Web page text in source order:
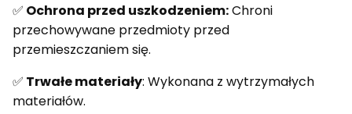
✅ Ochrona przed uszkodzeniem:Chroni
przechowywane przedmioty przed
przemieszczaniem się.
✅ Trwałe materiały: Wykonana z wytrzymałych
materiałów.